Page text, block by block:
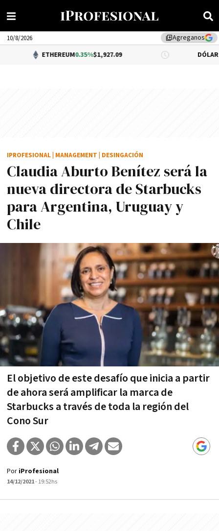
library_addAgreganos
10/8/2026
ETHEREUM0.35%$1,927.09 DÓLAR BNA
Claudia Aburto Benítez será la
nueva directora de Starbucks
para Argentina, Uruguay y
Chile
El objetivo de este desafío que inicia a partir
de ahora será amplificar la marca de
Starbucks a través de toda la región del
Cono Sur
IPROFESIONAL MANAGEMENT DESINGACIÓN
Por iProfesional
14/12/2021- 19:52hs